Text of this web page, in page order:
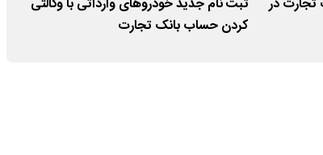
در
ثبت نام جدید خودروهای وارداتی با وکالتی
کردن حساب بانک تجارت